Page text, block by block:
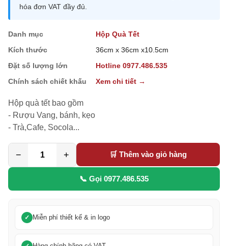
hóa đơn VAT đầy đủ.
Danh mục
Hộp Quà Tết
Kích thước
36cm x 36cm x10.5cm
Đặt số lượng lớn
Hotline 0977.486.535
Chính sách chiết khấu
Xem chi tiết →
Hộp quà tết bao gồm
- Rượu Vang, bánh, kẹo
- Trà,Cafe, Socola...
− + 🛒 Thêm vào giỏ hàng
📞 Gọi 0977.486.535
Miễn phí thiết kế & in logo